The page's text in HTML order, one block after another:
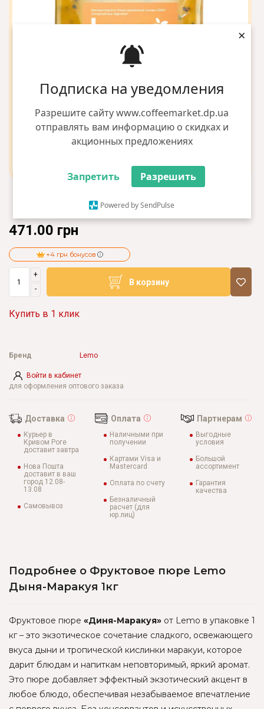
Подписка на уведомления
Разрешите сайту www.coffeemarket.dp.ua
отправлять вам информацию о скидках и
акционных предложениях
Запретить Разрешить
Powered by SendPulse
×
471.00 грн
+4 грн бонусов
+
-
В корзину
Купить в 1 клик
Войти в кабинет
для оформления оптового заказа
Бренд Lemo
Доставка
Курьер в
Кривом Роге
доставит завтра
Нова Пошта
доставит в ваш
город 12.08-
13.08
Самовывоз
Оплата
Наличными при
получении
Картами Visa и
Mastercard
Оплата по счету
Безналичный
расчет (для
юр.лиц)
Партнерам
Выгодные
условия
Большой
ассортимент
Гарантия
качества
Подробнее о Фруктовое пюре Lemo
Дыня-Маракуя 1кг
Фруктовое пюре «Диня-Маракуя» от Lemo в упаковке 1
кг – это экзотическое сочетание сладкого, освежающего
вкуса дыни и тропической кислинки маракуи, которое
дарит блюдам и напиткам неповторимый, яркий аромат.
Это пюре добавляет эффектный экзотический акцент в
любое блюдо, обеспечивая незабываемое впечатление